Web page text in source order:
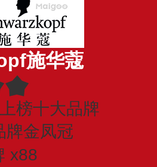
施华蔻
榜十大品牌
牌金凤冠
x88